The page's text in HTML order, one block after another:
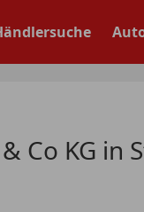
Co KG in